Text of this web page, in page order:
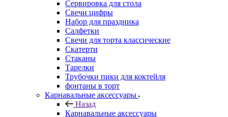
Сервировка для стола
Свечи цифры
Набор для праздника
Салфетки
Свечи для торта классические
Скатерти
Стаканы
Тарелки
Трубочки пики для коктейля
фонтаны в торт
Карнавальные аксессуары
Назад
Карнавальные аксессуары